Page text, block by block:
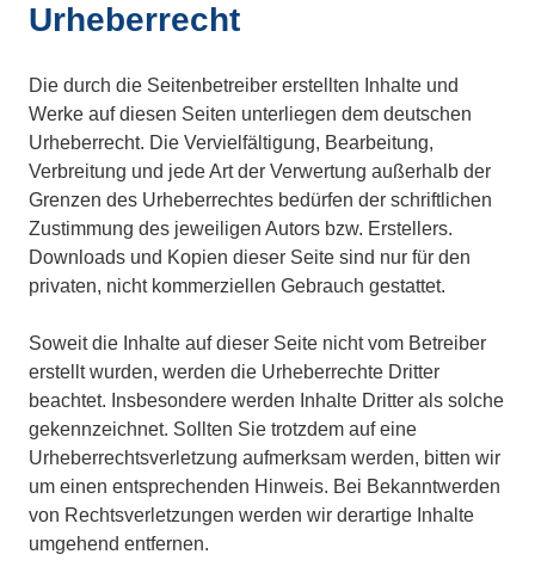
Urheberrecht
Die durch die Seitenbetreiber erstellten Inhalte und
Werke auf diesen Seiten unterliegen dem deutschen
Urheberrecht. Die Vervielfältigung, Bearbeitung,
Verbreitung und jede Art der Verwertung außerhalb der
Grenzen des Urheberrechtes bedürfen der schriftlichen
Zustimmung des jeweiligen Autors bzw. Erstellers.
Downloads und Kopien dieser Seite sind nur für den
privaten, nicht kommerziellen Gebrauch gestattet.
Soweit die Inhalte auf dieser Seite nicht vom Betreiber
erstellt wurden, werden die Urheberrechte Dritter
beachtet. Insbesondere werden Inhalte Dritter als solche
gekennzeichnet. Sollten Sie trotzdem auf eine
Urheberrechtsverletzung aufmerksam werden, bitten wir
um einen entsprechenden Hinweis. Bei Bekanntwerden
von Rechtsverletzungen werden wir derartige Inhalte
umgehend entfernen.